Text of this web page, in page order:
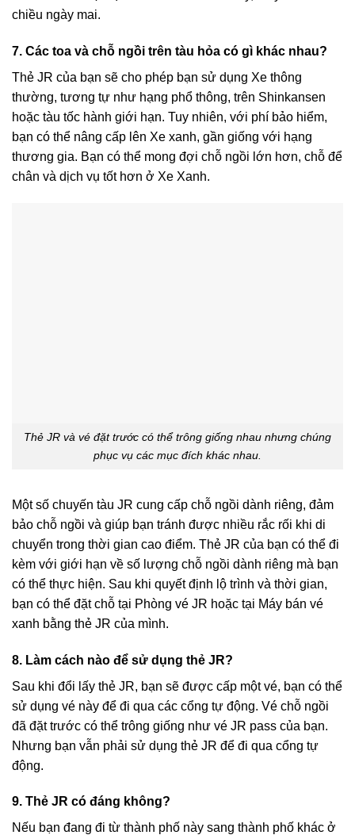
chiều ngày mai.
7. Các toa và chỗ ngồi trên tàu hỏa có gì khác nhau?
Thẻ JR của bạn sẽ cho phép bạn sử dụng Xe thông
thường, tương tự như hạng phổ thông, trên Shinkansen
hoặc tàu tốc hành giới hạn. Tuy nhiên, với phí bảo hiểm,
bạn có thể nâng cấp lên Xe xanh, gần giống với hạng
thương gia. Bạn có thể mong đợi chỗ ngồi lớn hơn, chỗ để
chân và dịch vụ tốt hơn ở Xe Xanh.
Thẻ JR và vé đặt trước có thể trông giống nhau nhưng chúng
phục vụ các mục đích khác nhau.
Một số chuyến tàu JR cung cấp chỗ ngồi dành riêng, đảm
bảo chỗ ngồi và giúp bạn tránh được nhiều rắc rối khi di
chuyển trong thời gian cao điểm. Thẻ JR của bạn có thể đi
kèm với giới hạn về số lượng chỗ ngồi dành riêng mà bạn
có thể thực hiện. Sau khi quyết định lộ trình và thời gian,
bạn có thể đặt chỗ tại Phòng vé JR hoặc tại Máy bán vé
xanh bằng thẻ JR của mình.
8. Làm cách nào để sử dụng thẻ JR?
Sau khi đổi lấy thẻ JR, bạn sẽ được cấp một vé, bạn có thể
sử dụng vé này để đi qua các cổng tự động. Vé chỗ ngồi
đã đặt trước có thể trông giống như vé JR pass của bạn.
Nhưng bạn vẫn phải sử dụng thẻ JR để đi qua cổng tự
động.
9. Thẻ JR có đáng không?
Nếu bạn đang đi từ thành phố này sang thành phố khác ở